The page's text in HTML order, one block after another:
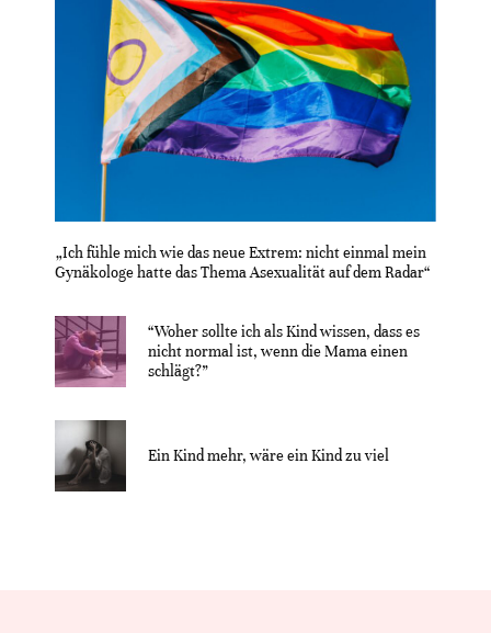
„Ich fühle mich wie das neue Extrem: nicht einmal mein
Gynäkologe hatte das Thema Asexualität auf dem Radar“
“Woher sollte ich als Kind wissen, dass es
nicht normal ist, wenn die Mama einen
schlägt?”
Ein Kind mehr, wäre ein Kind zu viel